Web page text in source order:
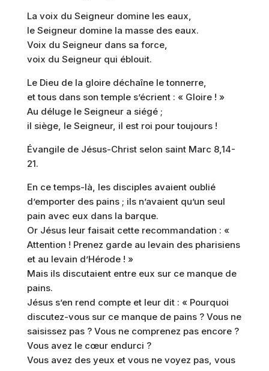
La voix du Seigneur domine les eaux,
le Seigneur domine la masse des eaux.
Voix du Seigneur dans sa force,
voix du Seigneur qui éblouit.
Le Dieu de la gloire déchaîne le tonnerre,
et tous dans son temple s’écrient : « Gloire ! »
Au déluge le Seigneur a siégé ;
il siège, le Seigneur, il est roi pour toujours !
Évangile de Jésus-Christ selon saint Marc 8,14-
21.
En ce temps-là, les disciples avaient oublié
d’emporter des pains ; ils n’avaient qu’un seul
pain avec eux dans la barque.
Or Jésus leur faisait cette recommandation : «
Attention ! Prenez garde au levain des pharisiens
et au levain d’Hérode ! »
Mais ils discutaient entre eux sur ce manque de
pains.
Jésus s’en rend compte et leur dit : « Pourquoi
discutez-vous sur ce manque de pains ? Vous ne
saisissez pas ? Vous ne comprenez pas encore ?
Vous avez le cœur endurci ?
Vous avez des yeux et vous ne voyez pas, vous